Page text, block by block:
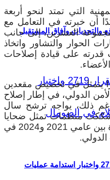
والتحديات وآفاق المستقبل
متلازمة مقديشو: القرار 2719 واختبار استدامة عمليات
التي تمتد لنحو أربعة
أن خبرته في التعامل مع
العشرين، إلى جانب
الحوار والتشاور واتخاذ
قدرته على قيادة إصلاحات
يتمثل في تخصيص مقعدين
الدولي، في إطار إصلاح
ذلك، يواجه ترشح سال
شككت منظمات تمثل ضحايا
العنف السياسي خلال الفترة بين عامي 2021 و2024 في